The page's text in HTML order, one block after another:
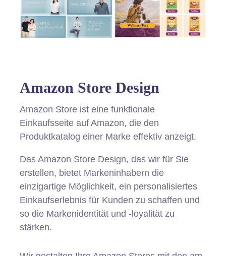
Amazon Store Design
Amazon Store ist eine funktionale
Einkaufsseite auf Amazon, die den
Produktkatalog einer Marke effektiv anzeigt.
Das Amazon Store Design, das wir für Sie
erstellen, bietet Markeninhabern die
einzigartige Möglichkeit, ein personalisiertes
Einkaufserlebnis für Kunden zu schaffen und
so die Markenidentität und -loyalität zu
stärken.